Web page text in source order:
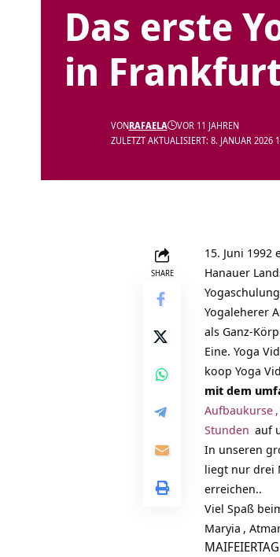
Das erste
in
ZULETZT AKTUALISIERT: 8. JANUAR 2026
VONRAFAELA VOR 11 JAHREN
SHARE
15. Juni 1992
Hanauer
Yogaleherer
als Ganz-
Eine. Yoga
koop Yoga
mit dem
Aufbaukurse ,
Stunden auf
In unseren
liegt nur drei
erreichen..
Viel Spaß
Maryia ,